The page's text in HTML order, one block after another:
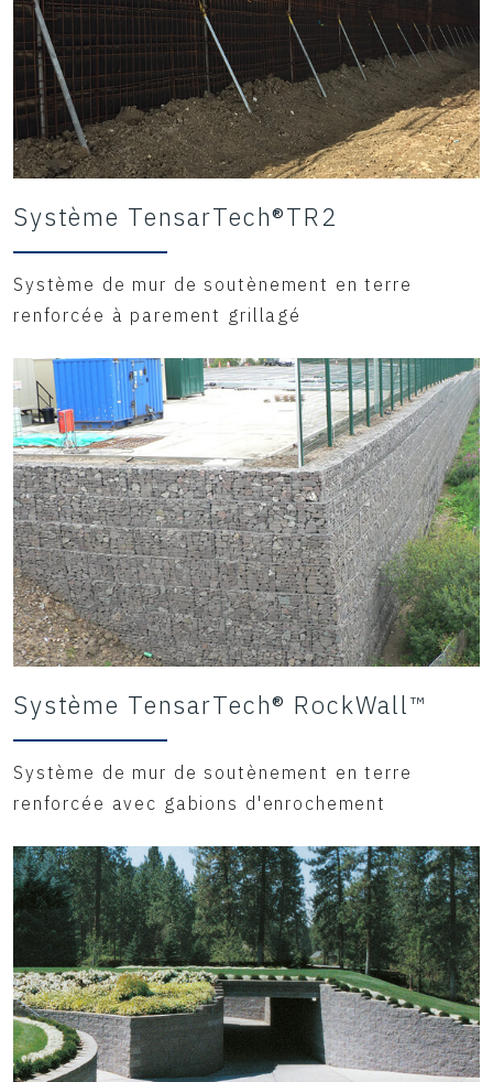
Système TensarTech®TR2
Système de mur de soutènement en terre
renforcée à parement grillagé
Système TensarTech® RockWall™
Système de mur de soutènement en terre
renforcée avec gabions d'enrochement